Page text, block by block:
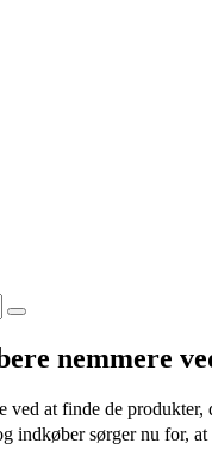
nemmere
ved at finde de
indkøber sørger nu for,